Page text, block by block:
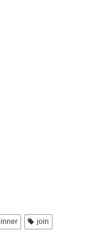
inner
join